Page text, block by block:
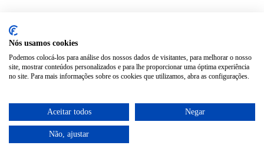
Nós usamos cookies
Podemos colocá-los para análise dos nossos dados de visitantes, para melhorar o nosso
site, mostrar conteúdos personalizados e para lhe proporcionar uma óptima experiência
no site. Para mais informações sobre os cookies que utilizamos, abra as configurações.
Aceitar todos Negar
Não, ajustar